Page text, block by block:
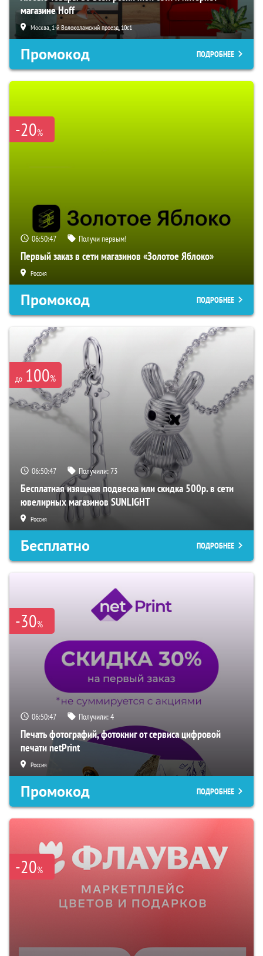
магазине Hoff
Москва, 1-й Волоколамский проезд, 10с1
Промокод ПОДРОБНЕЕ
-20%
06:50:46 Получи первым!
Первый заказ в сети магазинов «Золотое Яблоко»
Россия
Промокод ПОДРОБНЕЕ
до 100%
06:50:46 Получили:73
Бесплатная изящная подвеска или скидка 500р. в сети
ювелирных магазинов SUNLIGHT
Россия
Бесплатно ПОДРОБНЕЕ
-30%
06:50:46 Получили:4
Печать фотографий, фотокниг от сервиса цифровой
печати netPrint
Россия
Промокод ПОДРОБНЕЕ
-20%